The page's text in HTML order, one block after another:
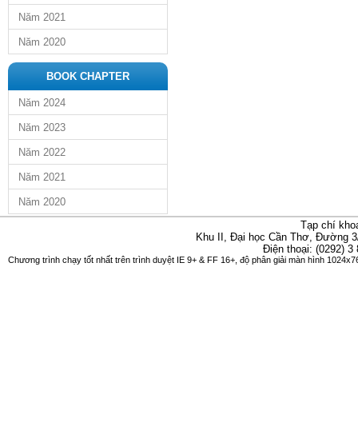
Năm 2021
Năm 2020
BOOK CHAPTER
Năm 2024
Năm 2023
Năm 2022
Năm 2021
Năm 2020
Tạp chí
Khu II, Đại học Cần Thơ, Đường
Điện thoại: (0292)
Chương trình chạy tốt nhất trên trình duyệt IE 9+ & FF 16+, độ phân giải màn hình